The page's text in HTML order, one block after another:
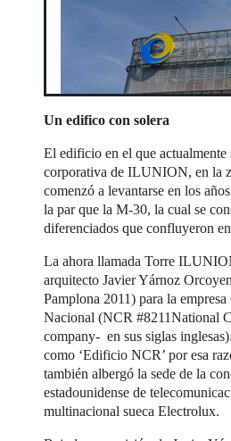
Un edifico con solera
El edificio en el que actualmente
corporativa de ILUNION, en la
comenzó a levantarse en los
la par que la M-30, la cual se
diferenciados que confluyeron
La ahora llamada Torre
arquitecto Javier Yárnoz
Pamplona 2011) para la
Nacional (NCR #8211National
company- en sus siglas
como ‘Edificio NCR’ por esa
también albergó la sede de la
estadounidense de
multinacional sueca Electrolux.